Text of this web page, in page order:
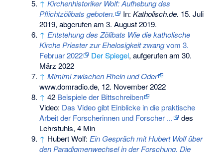
↑ Kirchenhistoriker Wolf: Aufhebung des
Pflichtzölibats geboten.
In:Katholisch.de. 15. Juli
2019, abgerufen am 3. August 2019.
↑ Entstehung des Zölibats Wie die katholische
Kirche Priester zur Ehelosigkeit zwangvom 3.
Februar 2022
Der Spiegel, aufgerufen am 30.
März 2022
↑ Mimimi zwischen Rhein und Oder
www.domradio.de, 12. November 2022
↑ 42 Beispiele der Bittschreiben
Video: Das Video gibt Einblicke in die praktische
Arbeit der Forscherinnen und Forscher ...
des
Lehrstuhls, 4 Min
↑ Hubert Wolf:Ein Gespräch mit Hubert Wolf über
den Paradigmenwechsel in der Forschung. Die